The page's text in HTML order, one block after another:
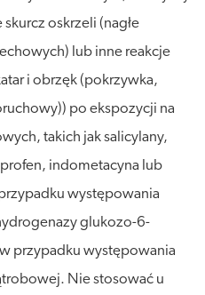
oskrzeli (nagłe
lub inne reakcje
i obrzęk (pokrzywka,
po ekspozycji na
takich jak salicylany,
indometacyna lub
występowania
glukozo-6-
przypadku występowania
Nie stosować u